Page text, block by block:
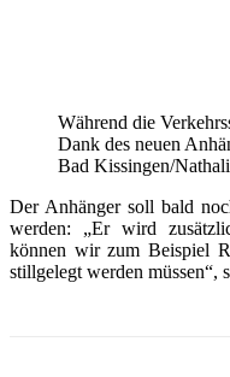
Während die
Dank des neuen
Bad Kissingen/
Der Anhänger soll bald
werden: „Er wird
können wir zum Beispiel
stillgelegt werden müssen“,